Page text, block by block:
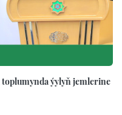
ýylyň jemlerine